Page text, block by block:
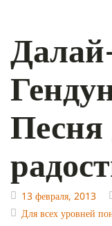
Песня
13 февраля, 2013
Для всех уровней